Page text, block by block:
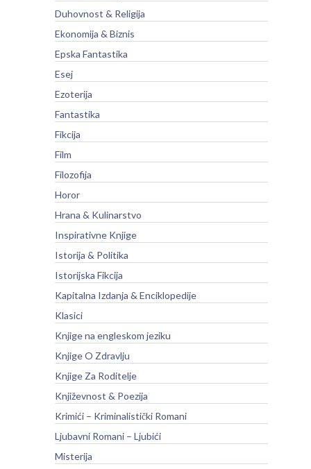
Duhovnost & Religija
Ekonomija & Biznis
Epska Fantastika
Esej
Ezoterija
Fantastika
Fikcija
Film
Filozofija
Horor
Hrana & Kulinarstvo
Inspirativne Knjige
Istorija & Politika
Istorijska Fikcija
Kapitalna Izdanja & Enciklopedije
Klasici
Knjige na engleskom jeziku
Knjige O Zdravlju
Knjige Za Roditelje
Književnost & Poezija
Krimići – Kriminalistički Romani
Ljubavni Romani – Ljubići
Misterija